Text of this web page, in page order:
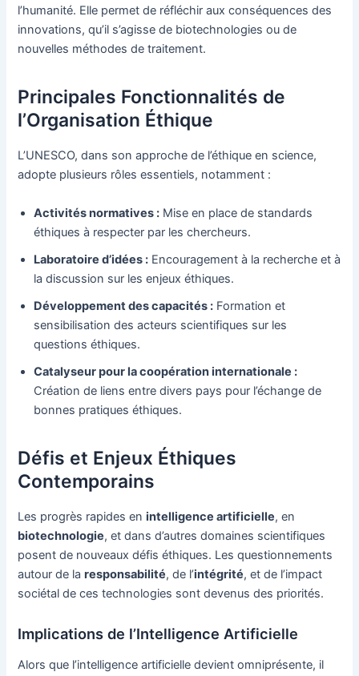
l’humanité. Elle permet de réfléchir aux conséquences des
innovations, qu’il s’agisse de biotechnologies ou de
nouvelles méthodes de traitement.
Principales Fonctionnalités de
l’Organisation Éthique
L’UNESCO, dans son approche de l’éthique en science,
adopte plusieurs rôles essentiels, notamment :
Activités normatives : Mise en place de standards
éthiques à respecter par les chercheurs.
Laboratoire d’idées : Encouragement à la recherche et à
la discussion sur les enjeux éthiques.
Développement des capacités : Formation et
sensibilisation des acteurs scientifiques sur les
questions éthiques.
Catalyseur pour la coopération internationale :
Création de liens entre divers pays pour l’échange de
bonnes pratiques éthiques.
Défis et Enjeux Éthiques
Contemporains
Les progrès rapides enintelligence artificielle, en
biotechnologie, et dans d’autres domaines scientifiques
posent de nouveaux défis éthiques. Les questionnements
autour de laresponsabilité, de l’intégrité, et de l’impact
sociétal de ces technologies sont devenus des priorités.
Implications de l’Intelligence Artificielle
Alors que l’intelligence artificielle devient omniprésente, il